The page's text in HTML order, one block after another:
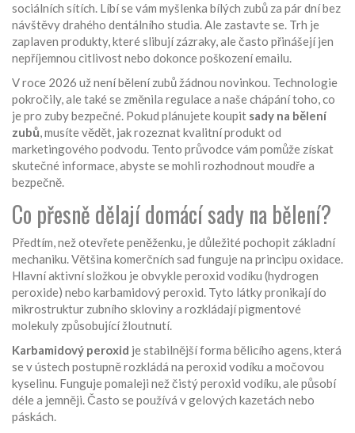
sociálních sítích. Líbí se vám myšlenka bílých zubů za pár dní bez
návštěvy drahého dentálního studia. Ale zastavte se. Trh je
zaplaven produkty, které slibují zázraky, ale často přinášejí jen
nepříjemnou citlivost nebo dokonce poškození emailu.
V roce 2026 už není bělení zubů žádnou novinkou. Technologie
pokročily, ale také se změnila regulace a naše chápání toho, co
je pro zuby bezpečné. Pokud plánujete koupit sady na bělení
zubů, musíte vědět, jak rozeznat kvalitní produkt od
marketingového podvodu. Tento průvodce vám pomůže získat
skutečné informace, abyste se mohli rozhodnout moudře a
bezpečně.
Co přesně dělají domácí sady na bělení?
Předtím, než otevřete peněženku, je důležité pochopit základní
mechaniku. Většina komerčních sad funguje na principu oxidace.
Hlavní aktivní složkou je obvykle peroxid vodíku (hydrogen
peroxide) nebo karbamidový peroxid. Tyto látky pronikají do
mikrostruktur zubního skloviny a rozkládají pigmentové
molekuly způsobující žloutnutí.
Karbamidový peroxid jestabilnější forma bělicího agens, která
se v ústech postupně rozkládá na peroxid vodíku a močovou
kyselinu. Funguje pomaleji než čistý peroxid vodíku, ale působí
déle a jemněji. Často se používá v gelových kazetách nebo
páskách.